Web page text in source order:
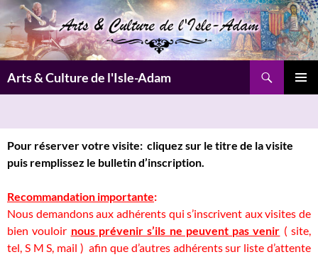
Aller
au
contenu
Arts & Culture de l'Isle-Adam
Pour réserver votre visite: cliquez sur le titre de la visite
puis remplissez le bulletin d’inscription.
Recommandation importante:
Nous demandons aux adhérents qui s’inscrivent aux visites de
bien vouloir nous prévenir s’ils ne peuvent pas venir ( site,
tel, S M S, mail ) afin que d’autres adhérents sur liste d’attente